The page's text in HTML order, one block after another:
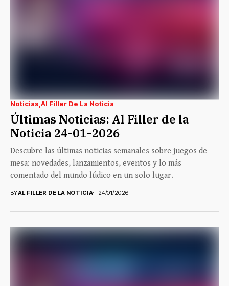
Noticias Al Filler De La Noticia
Últimas Noticias: Al Filler de la
Noticia 24-01-2026
Descubre las últimas noticias semanales sobre juegos de
mesa: novedades, lanzamientos, eventos y lo más
comentado del mundo lúdico en un solo lugar.
BYAL FILLER DE LA NOTICIA 24/01/2026